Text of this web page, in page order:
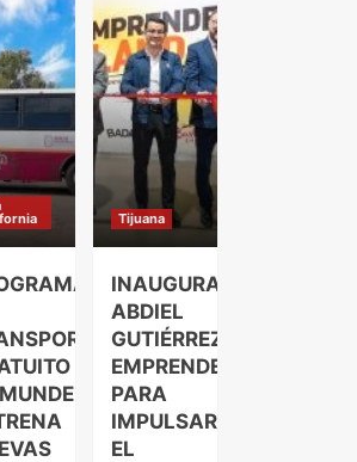
Tijuana
INAUGURA
ABDIEL
GUTIÉRREZ
EMPRENDELAND
PARA
IMPULSAR
EL